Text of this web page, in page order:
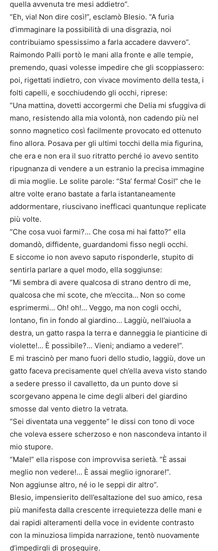
quella avvenuta tre mesi addietro”.
“Eh, via! Non dire così!”, esclamò Blesio. “A furia
d’immaginare la possibilità di una disgrazia, noi
contribuiamo spessissimo a farla accadere davvero”.
Raimondo Palli portò le mani alla fronte e alle tempie,
premendo, quasi volesse impedire che gli scoppiassero:
poi, rigettati indietro, con vivace movimento della testa, i
folti capelli, e socchiudendo gli occhi, riprese:
“Una mattina, dovetti accorgermi che Delia mi sfuggiva di
mano, resistendo alla mia volontà, non cadendo più nel
sonno magnetico così facilmente provocato ed ottenuto
fino allora. Posava per gli ultimi tocchi della mia figurina,
che era e non era il suo ritratto perché io avevo sentito
ripugnanza di vendere a un estranio la precisa immagine
di mia moglie. Le solite parole: “Sta’ ferma! Cosi!” che le
altre volte erano bastate a farla istantaneamente
addormentare, riuscivano inefficaci quantunque replicate
più volte.
“Che cosa vuoi farmi?… Che cosa mi hai fatto?” ella
domandò, diffidente, guardandomi fisso negli occhi.
E siccome io non avevo saputo risponderle, stupito di
sentirla parlare a quel modo, ella soggiunse:
“Mi sembra di avere qualcosa di strano dentro di me,
qualcosa che mi scote, che m’eccita… Non so come
esprimermi… Oh! oh!… Veggo, ma non cogli occhi,
lontano, fin in fondo al giardino… Laggiù, nell’aiuola a
destra, un gatto raspa la terra e danneggia le pianticine di
violette!… È possibile?… Vieni; andiamo a vedere!”.
E mi trascinò per mano fuori dello studio, laggiù, dove un
gatto faceva precisamente quel ch’ella aveva visto stando
a sedere presso il cavalletto, da un punto dove si
scorgevano appena le cime degli alberi del giardino
smosse dal vento dietro la vetrata.
“Sei diventata una veggente” le dissi con tono di voce
che voleva essere scherzoso e non nascondeva intanto il
mio stupore.
“Male!” ella rispose con improvvisa serietà. “È assai
meglio non vedere!… È assai meglio ignorare!”.
Non aggiunse altro, né io le seppi dir altro”.
Blesio, impensierito dell’esaltazione del suo amico, resa
più manifesta dalla crescente irrequietezza delle mani e
dai rapidi alteramenti della voce in evidente contrasto
con la minuziosa limpida narrazione, tentò nuovamente
d’impedirgli di proseguire.